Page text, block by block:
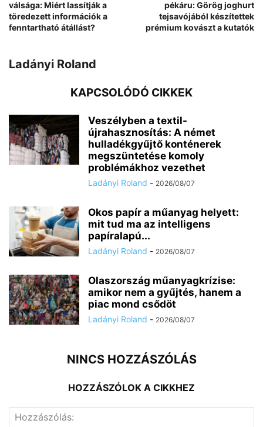
válsága: Miért lassítják a
töredezett információk a
fenntartható átállást?
pékáru: Görög joghurt
tejsavójából készítettek
prémium kovászt a kutatók
Ladányi Roland
KAPCSOLÓDÓ CIKKEK
Veszélyben a textil-
újrahasznosítás: A német
hulladékgyűjtő konténerek
megszüntetése komoly
problémákhoz vezethet
Ladányi Roland - 2026/08/07
Okos papír a műanyag helyett:
mit tud ma az intelligens
papíralapú...
Ladányi Roland - 2026/08/07
Olaszország műanyagkrízise:
amikor nem a gyűjtés, hanem a
piac mond csődöt
Ladányi Roland - 2026/08/07
NINCS HOZZÁSZÓLÁS
HOZZÁSZÓLOK A CIKKHEZ